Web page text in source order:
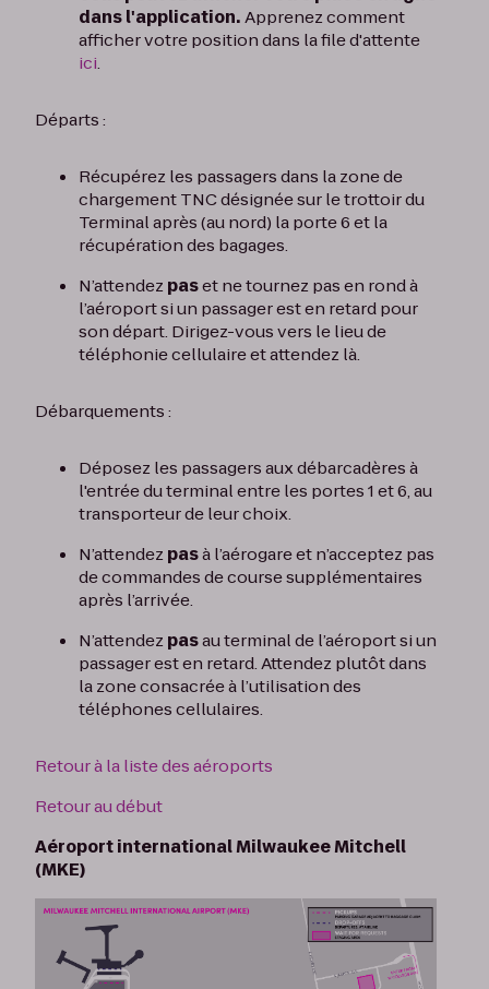
dans l'application.Apprenez comment
afficher votre position dans la file d'attente
ici.
Départs :
Récupérez les passagers dans la zone de
chargement TNC désignée sur le trottoir du
Terminal après (au nord) la porte 6 et la
récupération des bagages.
N’attendez paset ne tournez pas en rond à
l’aéroport si un passager est en retard pour
son départ. Dirigez-vous vers le lieu de
téléphonie cellulaire et attendez là.
Débarquements :
Déposez les passagers aux débarcadères à
l'entrée du terminal entre les portes 1 et 6, au
transporteur de leur choix.
N’attendez pasà l’aérogare et n’acceptez pas
de commandes de course supplémentaires
après l’arrivée.
N’attendez pasau terminal de l’aéroport si un
passager est en retard. Attendez plutôt dans
la zone consacrée à l’utilisation des
téléphones cellulaires.
Retour à la liste des aéroports
Retour au début
Aéroport international Milwaukee Mitchell
(MKE)